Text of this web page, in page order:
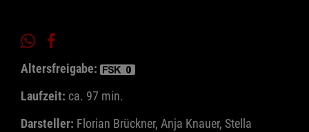
Altersfreigabe:
Laufzeit: ca. 97 min.
Darsteller: Florian Brückner, Anja Knauer, Stella